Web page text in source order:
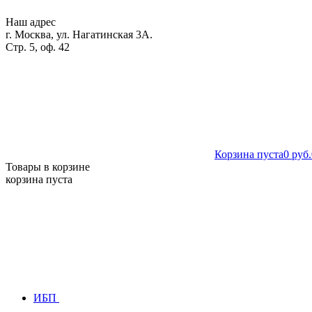
Наш адрес
г. Москва, ул. Нагатинская 3А.
Стр. 5, оф. 42
Корзина пуста0 руб.
Товары в корзине
корзина пуста
ИБП